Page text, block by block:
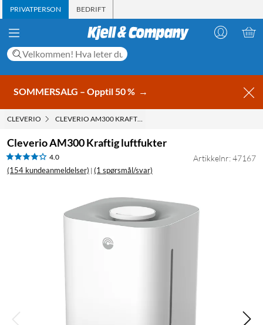
PRIVATPERSON BEDRIFT
SOMMERSALG – Opptil 50 % →
CLEVERIO CLEVERIO AM300 KRAFTIG LUFTFUKTER
Cleverio AM300 Kraftig luftfukter
4.0
(154 kundeanmeldelser) | (1 spørsmål/svar)
Artikkelnr: 47167